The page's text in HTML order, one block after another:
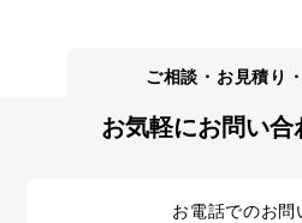
お気軽にお問い合
お電話でのお問